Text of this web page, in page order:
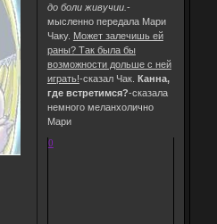
до боли живучии. -
мысленно передала Мари
Чаку. Может залечишь ей
раны? Так была бы
возможности дольше с ней
играть!-сказал Чак.
Канна,
где встретимся?-сказала
немного меланхолично
Мари
0